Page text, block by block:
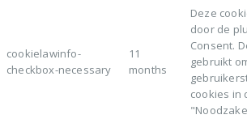
cookielawinfo-
checkbox-necessary
11
months
Deze
door de
Consent.
gebruikt
cookies in